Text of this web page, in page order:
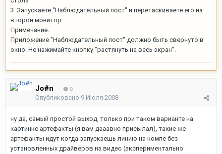
3. Запускаете "Наблюдательный пост" и перетаскиваете его на
второй монитор
Примечание.
Приложение "Наблюдательный пост" должно быть свернуто в
окно. Не нажимайте кнопку "растянуть на весь экран".
Jo#n 0
Опубликовано 9 Июля 2008
ну да, самый простой выход, только при таком варианте на
картинке артефакты (я вам дааавно присылал), такие же
артефакты идут когда запускаешь линию на компе без
установленных драйверов на видео (экспериментально